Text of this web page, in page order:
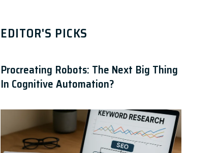
EDITOR'S PICKS
Procreating Robots: The Next Big Thing
In Cognitive Automation?